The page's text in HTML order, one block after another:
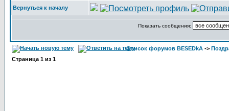
Вернуться к началу
Показать сообщения:
Список форумов BESEDkA ->
Страница 1 из 1